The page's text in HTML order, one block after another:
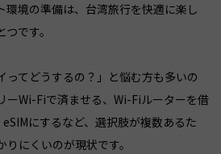
環境の準備は、台湾旅行を快適に楽し
です。
ってどうするの？」と悩む方も多いの
ーWi-Fiで済ませる、Wi-Fiルーターを借
にするなど、選択肢が複数あるた
にくいのが現状です。